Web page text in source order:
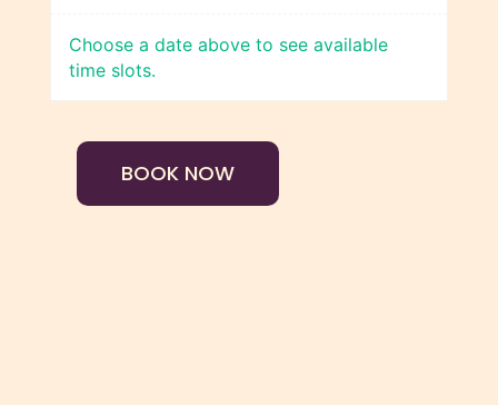
Choose a date above to see available
time slots.
Robledo-
BOOK NOW